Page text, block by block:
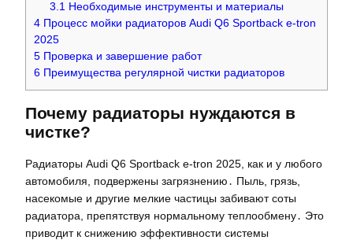
3.1 Необходимые инструменты и материалы
4 Процесс мойки радиаторов Audi Q6 Sportback e-tron
2025
5 Проверка и завершение работ
6 Преимущества регулярной чистки радиаторов
Почему радиаторы нуждаются в
чистке?
Радиаторы Audi Q6 Sportback e-tron 2025, как и у любого
автомобиля, подвержены загрязнению․ Пыль, грязь,
насекомые и другие мелкие частицы забивают соты
радиатора, препятствуя нормальному теплообмену․ Это
приводит к снижению эффективности системы